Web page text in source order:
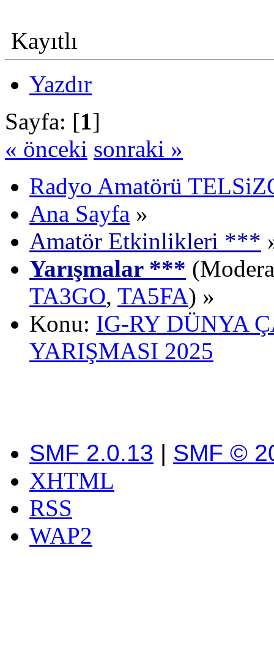
Kayıtlı
Yazdır
Sayfa: [1]
« önceki sonraki »
Radyo Amatörü
Ana Sayfa »
Amatör Etkinlikleri ***
Yarışmalar ***
TA3GO, TA5FA) »
Konu: IG-RY DÜNYA
YARIŞMASI 2025
SMF 2.0.13 | SMF ©
XHTML
RSS
WAP2